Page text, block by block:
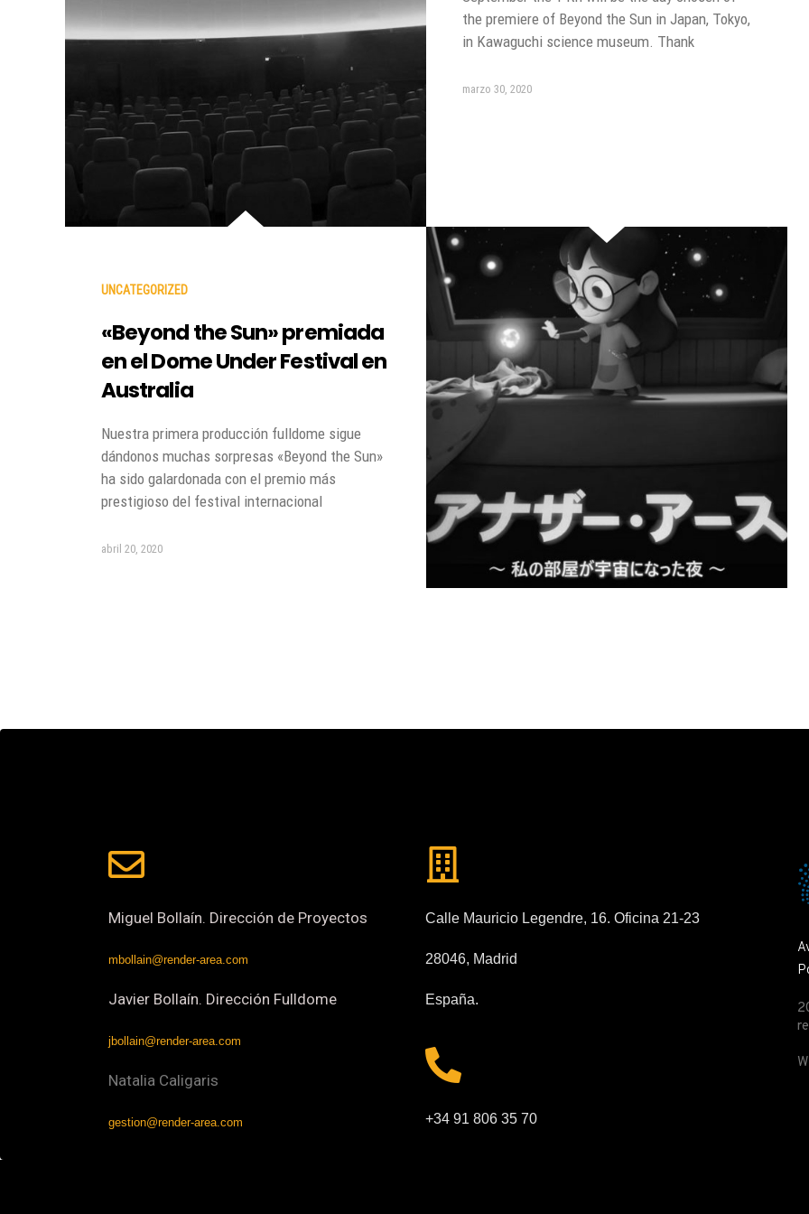
UNCATEGORIZED
«Beyond the Sun» premiada
en el Dome Under Festival en
Australia
Nuestra primera producción fulldome sigue
dándonos muchas sorpresas «Beyond the Sun»
ha sido galardonada con el premio más
prestigioso del festival internacional
abril 20, 2020
the premiere of Beyond the Sun in Japan, Tokyo,
in Kawaguchi science museum. Thank
marzo 30, 2020
Miguel Bollaín. Dirección de Proyectos
mbollain@render-area.com
Javier Bollaín. Dirección Fulldome
jbollain@render-area.com
Natalia Caligaris
gestion@render-area.com
Calle Mauricio Legendre, 16. Oficina 21-23
28046, Madrid
España.
+34 91 806 35 70